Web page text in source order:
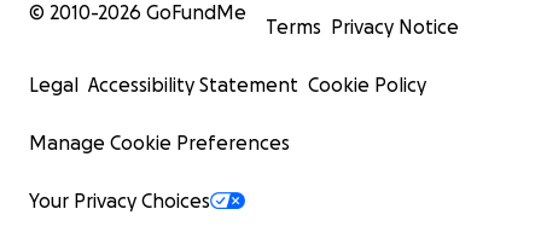
© 2010-2026 GoFundMe
Terms Privacy Notice
Legal Accessibility Statement Cookie Policy
Manage Cookie Preferences
Your Privacy Choices